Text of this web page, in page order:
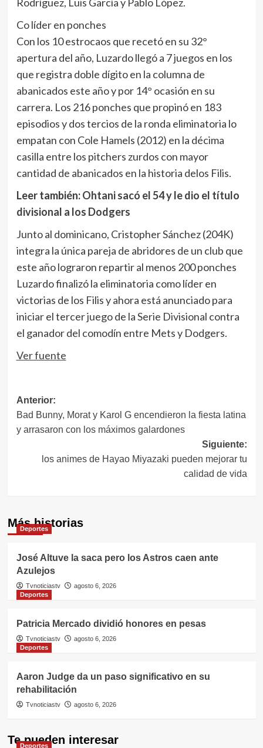
Co líder en ponches
Con los 10 estrocaos que recetó en su 32°
apertura del año, Luzardo llegó a 7 juegos en los
que registra doble dígito en la columna de
abanicados este año y por 14° ocasión en su
carrera. Los 216 ponches que propinó en 183
episodios y dos tercios de la ronda eliminatoria lo
empatan con Cole Hamels (2012) en la décima
casilla entre los pitchers zurdos con mayor
cantidad de abanicados en la historia delos Filis.
Leer también:Ohtani sacó el 54 y le dio el título
divisional a los Dodgers
Junto al dominicano, Cristopher Sánchez (204K)
integra la única pareja de abridores de un club que
este año lograron repartir al menos 200 ponches
Luzardo finalizó la eliminatoria como líder en
victorias de los Filis y ahora está anunciado para
iniciar el tercer juego de la Serie Divisional contra
el ganador del comodín entre Mets y Dodgers.
Ver fuente
Navegación
de
entradas
Anterior:
Bad Bunny, Morat y Karol G encendieron la fiesta latina
y arrasaron con los máximos galardones
Siguiente:
los animes de Hayao Miyazaki pueden mejorar tu
calidad de vida
Más historias
Deportes
José Altuve la saca pero los Astros caen ante
Azulejos
Tvnoticiastv
agosto 6, 2026
Deportes
Patricia Mercado dividió honores en pesas
Tvnoticiastv
agosto 6, 2026
Deportes
Aaron Judge da un paso significativo en su
rehabilitación
Tvnoticiastv agosto 6, 2026
Te pueden interesar
Deportes